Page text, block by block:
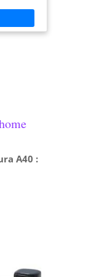
RMS au
pour
5.1
A40 :